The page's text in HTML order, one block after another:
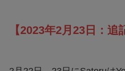
【2023年2月23日：追